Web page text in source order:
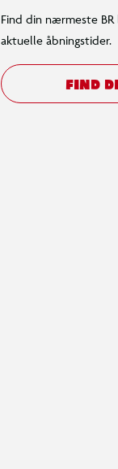
Find din nærmeste
aktuelle åbningstider.
FIND